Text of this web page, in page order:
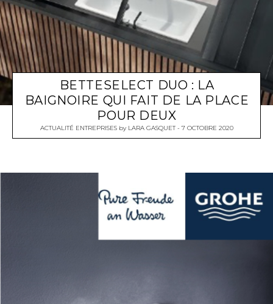
BETTESELECT DUO : LA
BAIGNOIRE QUI FAIT DE LA PLACE
POUR DEUX
ACTUALITÉ ENTREPRISES by LARA GASQUET 7 OCTOBRE 2020